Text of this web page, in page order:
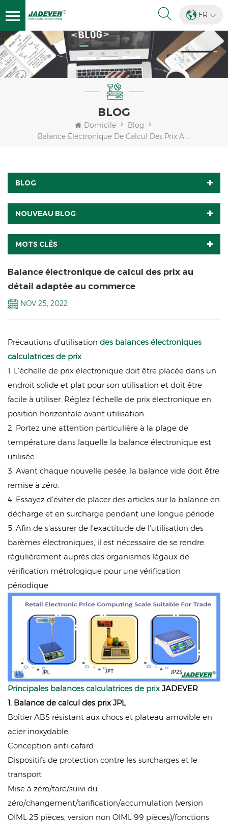
FR
BLOG
Domicile
Blog
Balance Électronique De Calcul Des Prix Au Détail Adaptée Au Commerce
BLOG
NOUVEAU BLOG
MOTS CLÉS
Balance électronique de calcul des prix au
détail adaptée au commerce
NOV 25, 2022
Précautions d'utilisation des balances électroniques
calculatrices de prix
1. L'échelle de prix électronique doit être placée dans un
endroit solide et plat pour son utilisation et doit être
facile à utiliser. Réglez l'échelle de prix électronique en
position horizontale avant utilisation.
2. Portez une attention particulière à la plage de
température dans laquelle la balance électronique est
utilisée.
3. Avant chaque nouvelle pesée, la balance vide doit être
remise à zéro.
4. Essayez d'éviter de placer des articles sur la balance en
décharge et en surcharge pendant une longue période
5. Afin de s'assurer de l'exactitude de l'utilisation des
barèmes électroniques, il est nécessaire de se rendre
régulièrement auprès des organismes légaux de
vérification métrologique pour une vérification
périodique.
Principales balances calculatrices de prix JADEVER
1. Balance de calcul des prix JPL
Boîtier ABS résistant aux chocs et plateau amovible en
acier inoxydable
Conception anti-cafard
Dispositifs de protection contre les surcharges et le
transport
Mise à zéro/tare/suivi du
zéro/changement/tarification/accumulation (version
OIML 25 pièces, version non OIML 99 pièces)/fonctions